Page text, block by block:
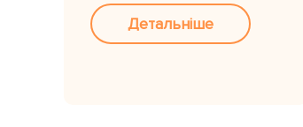
Детальніше